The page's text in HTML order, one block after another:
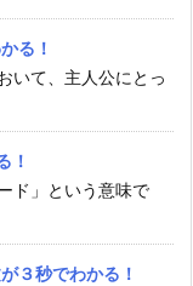
る！
いて、主人公にとっ
！
ド」という意味で
３秒でわかる！